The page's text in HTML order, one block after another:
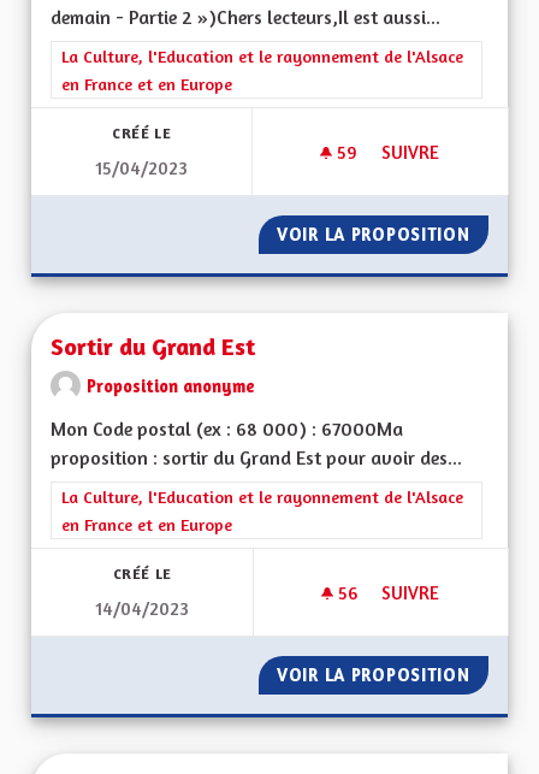
demain - Partie 2 »)Chers lecteurs,Il est aussi...
Filtrer les résultats de la catégorie : La Culture, l'Education et
La Culture, l'Education et le rayonnement de l'Alsace
en France et en Europe
CRÉÉ LE
15/04/2023
59 59 ABONNÉS
SUIVRE
VOIR LA PROPOSITION
Sortir du Grand Est
Proposition anonyme
Mon Code postal (ex : 68 000) : 67000Ma
proposition : sortir du Grand Est pour avoir des...
Filtrer les résultats de la catégorie : La Culture, l'Education et
La Culture, l'Education et le rayonnement de l'Alsace
en France et en Europe
CRÉÉ LE
14/04/2023
56 56 ABONNÉS
SUIVRE
VOIR LA PROPOSITION